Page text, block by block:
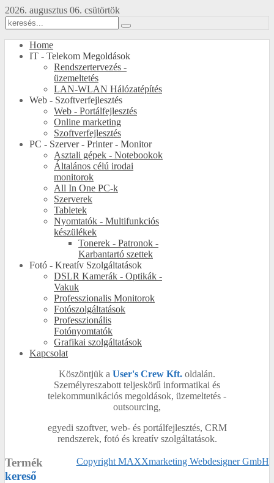
2026. augusztus 06. csütörtök
Home
IT - Telekom Megoldások
Rendszertervezés -
üzemeltetés
LAN-WLAN Hálózatépítés
Web - Szoftverfejlesztés
Web - Portálfejlesztés
Online marketing
Szoftverfejlesztés
PC - Szerver - Printer - Monitor
Asztali gépek - Notebookok
Általános célú irodai
monitorok
All In One PC-k
Szerverek
Tabletek
Nyomtatók - Multifunkciós
készülékek
Tonerek - Patronok -
Karbantartó szettek
Fotó - Kreatív Szolgáltatások
DSLR Kamerák - Optikák -
Vakuk
Professzionalis Monitorok
Fotószolgáltatások
Professzionális
Fotónyomtatók
Grafikai szolgáltatások
Kapcsolat
Köszöntjük a User's Crew Kft. oldalán.
Személyreszabott teljeskörű informatikai és
telekommunikációs megoldások, üzemeltetés -
outsourcing,
egyedi szoftver, web- és portálfejlesztés, CRM
rendszerek, fotó és kreatív szolgáltatások.
Copyright MAXXmarketing Webdesigner GmbH
Termék
kereső